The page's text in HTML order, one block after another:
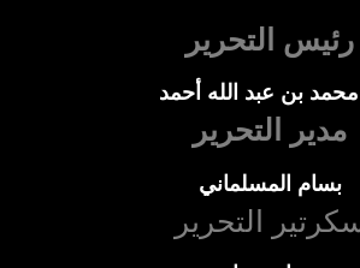
رئيس التحرير
بن عبد الله أحمد
مدير التحرير
بسام المسلماني
التحرير